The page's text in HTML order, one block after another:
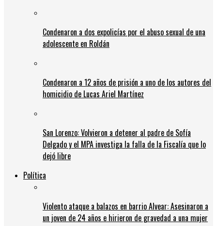
Condenaron a dos expolicías por el abuso sexual de una
adolescente en Roldán
Condenaron a 12 años de prisión a uno de los autores del
homicidio de Lucas Ariel Martínez
San Lorenzo: Volvieron a detener al padre de Sofía
Delgado y el MPA investiga la falla de la Fiscalía que lo
dejó libre
Política
Violento ataque a balazos en barrio Alvear: Asesinaron a
un joven de 24 años e hirieron de gravedad a una mujer